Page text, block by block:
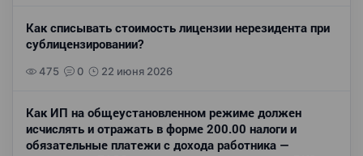
Как списывать стоимость лицензии нерезидента при
сублицензировании?
475 0 22 июня 2026
Как ИП на общеустановленном режиме должен
исчислять и отражать в форме 200.00 налоги и
обязательные платежи с дохода работника —